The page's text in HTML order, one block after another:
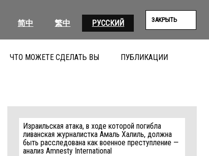
简中 繁中 РУССКИЙ ЗАКРЫТЬ
ЧТО МОЖЕТЕ СДЕЛАТЬ ВЫ ПУБЛИКАЦИИ
Израильская атака, в ходе которой погибла
ливанская журналистка Амаль Халиль, должна
быть расследована как военное преступление —
анализ Amnesty International